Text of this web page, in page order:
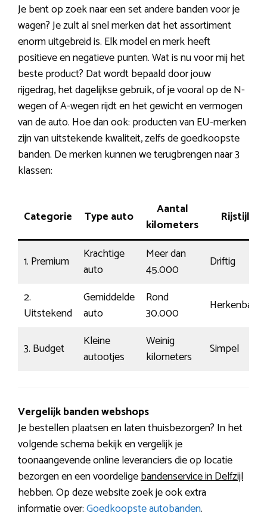
Je bent op zoek naar een set andere banden voor je
wagen? Je zult al snel merken dat het assortiment
enorm uitgebreid is. Elk model en merk heeft
positieve en negatieve punten. Wat is nu voor mij het
beste product? Dat wordt bepaald door jouw
rijgedrag, het dagelijkse gebruik, of je vooral op de N-
wegen of A-wegen rijdt en het gewicht en vermogen
van de auto. Hoe dan ook: producten van EU-merken
zijn van uitstekende kwaliteit, zelfs de goedkoopste
banden. De merken kunnen we terugbrengen naar 3
klassen:
Categorie Type auto
Aantal
kilometers
Rijstijl
1. Premium
Krachtige
auto
Meer dan
45.000
Driftig
2.
Uitstekend
Gemiddelde
auto
Rond
30.000
Herkenbaar
3. Budget
Kleine
autootjes
Weinig
kilometers
Simpel
Vergelijk banden webshops
Je bestellen plaatsen en laten thuisbezorgen? In het
volgende schema bekijk en vergelijk je
toonaangevende online leveranciers die op locatie
bezorgen en een voordeligebandenservice in Delfzijl
hebben. Op deze website zoek je ook extra
informatie over:Goedkoopste autobanden.